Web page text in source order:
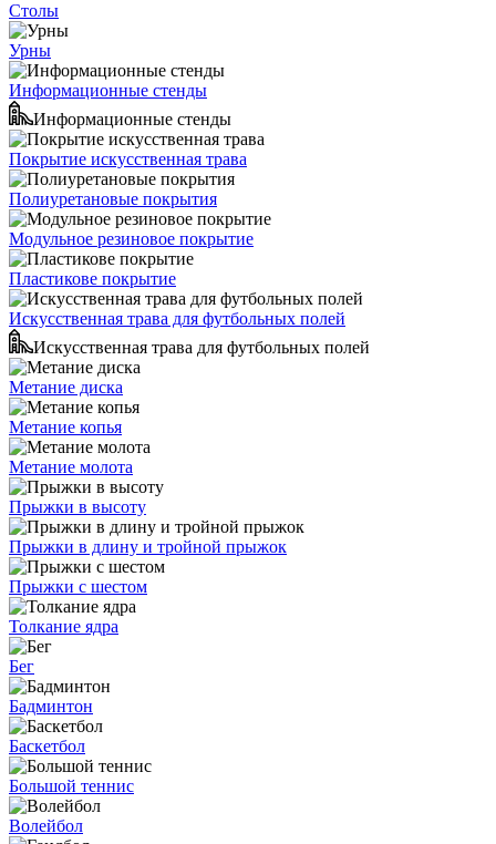
Столы
Урны
Информационные стенды
Информационные стенды
Покрытие искусственная трава
Полиуретановые покрытия
Модульное резиновое покрытие
Пластикове покрытие
Искусственная трава для футбольных полей
Искусственная трава для футбольных полей
Метание диска
Метание копья
Метание молота
Прыжки в высоту
Прыжки в длину и тройной прыжок
Прыжки с шестом
Толкание ядра
Бег
Бадминтон
Баскетбол
Большой теннис
Волейбол